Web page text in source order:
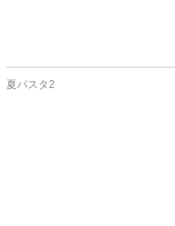
夏パスタ2